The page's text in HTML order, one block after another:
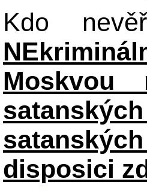
Kdo
Moskvou
disposici